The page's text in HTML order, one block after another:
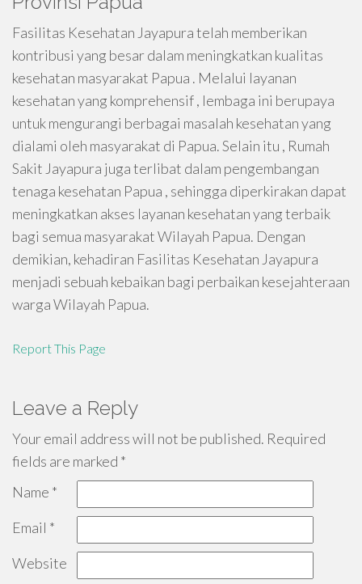
Fasilitas Kesehatan Jayapura telah memberikan
kontribusi yang besar dalam meningkatkan kualitas
kesehatan masyarakat Papua . Melalui layanan
kesehatan yang komprehensif , lembaga ini berupaya
untuk mengurangi berbagai masalah kesehatan yang
dialami oleh masyarakat di Papua. Selain itu , Rumah
Sakit Jayapura juga terlibat dalam pengembangan
tenaga kesehatan Papua , sehingga diperkirakan dapat
meningkatkan akses layanan kesehatan yang terbaik
bagi semua masyarakat Wilayah Papua. Dengan
demikian, kehadiran Fasilitas Kesehatan Jayapura
menjadi sebuah kebaikan bagi perbaikan kesejahteraan
warga Wilayah Papua.
Report This Page
Leave a Reply
Your email address will not be published. Required
fields are marked *
Name *
Email *
Website